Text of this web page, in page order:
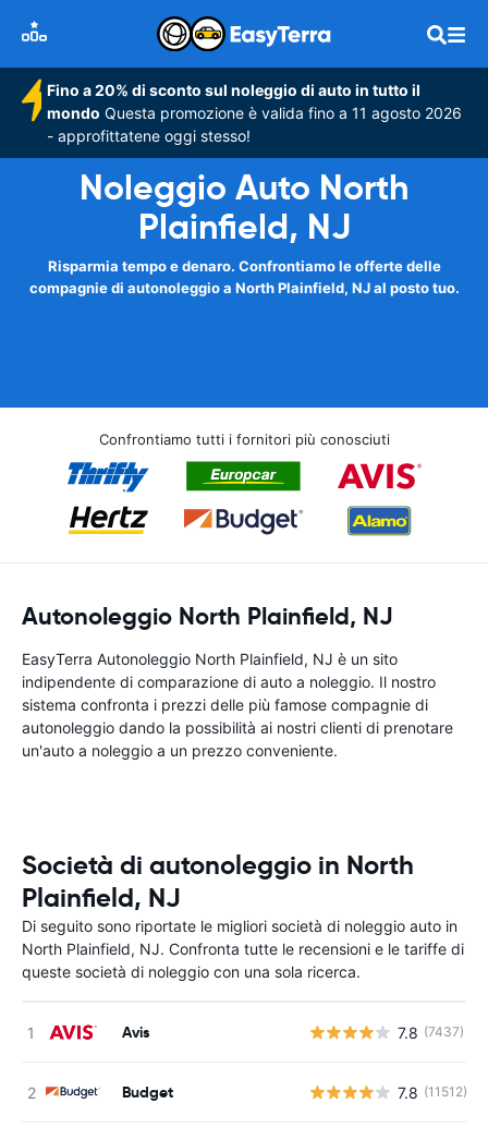
Fino a 20% di sconto sul noleggio di auto in tutto il
mondo Questa promozione è valida fino a 11 agosto 2026
- approfittatene oggi stesso!
Noleggio Auto North
Plainfield, NJ
Risparmia tempo e denaro. Confrontiamo le offerte delle
compagnie di autonoleggio a North Plainfield, NJ al posto tuo.
Confrontiamo tutti i fornitori più conosciuti
Autonoleggio North Plainfield, NJ
EasyTerra Autonoleggio North Plainfield, NJ è un sito
indipendente di comparazione di auto a noleggio. Il nostro
sistema confronta i prezzi delle più famose compagnie di
autonoleggio dando la possibilità ai nostri clienti di prenotare
un'auto a noleggio a un prezzo conveniente.
Società di autonoleggio in North
Plainfield, NJ
Di seguito sono riportate le migliori società di noleggio auto in
North Plainfield, NJ. Confronta tutte le recensioni e le tariffe di
queste società di noleggio con una sola ricerca.
Avis 7.8 (7437)
Budget 7.8 (11512)